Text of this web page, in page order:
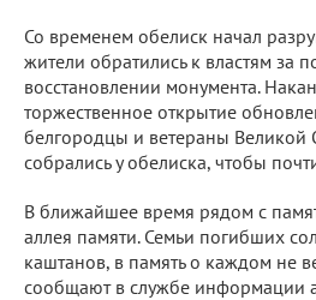
Со временем обелиск начал
жители обратились к властям за
восстановлении монумента.
торжественное открытие
белгородцы и ветераны Великой
собрались у обелиска, чтобы
В ближайшее время рядом с
аллея памяти. Семьи погибших
каштанов, в память о каждом не
сообщают в службе информации